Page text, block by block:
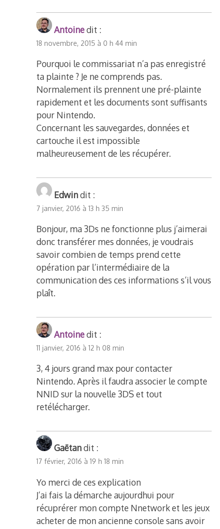
Antoinedit :
18 novembre, 2015 à 0 h 44 min
Pourquoi le commissariat n’a pas enregistré
ta plainte ? Je ne comprends pas.
Normalement ils prennent une pré-plainte
rapidement et les documents sont suffisants
pour Nintendo.
Concernant les sauvegardes, données et
cartouche il est impossible
malheureusement de les récupérer.
Edwindit :
7 janvier, 2016 à 13 h 35 min
Bonjour, ma 3Ds ne fonctionne plus j’aimerai
donc transférer mes données, je voudrais
savoir combien de temps prend cette
opération par l’intermédiaire de la
communication des ces informations s’il vous
plaît.
Antoinedit :
11 janvier, 2016 à 12 h 08 min
3, 4 jours grand max pour contacter
Nintendo. Après il faudra associer le compte
NNID sur la nouvelle 3DS et tout
retélécharger.
Gaëtandit :
17 février, 2016 à 19 h 18 min
Yo merci de ces explication
J’ai fais la démarche aujourdhui pour
récuprérer mon compte Nnetwork et les jeux
acheter de mon ancienne console sans avoir